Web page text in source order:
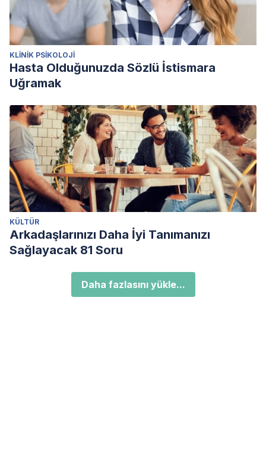
KLINIK PSIKOLOJI
Hasta Olduğunuzda Sözlü İstismara
Uğramak
KÜLTÜR
Arkadaşlarınızı Daha İyi Tanımanızı
Sağlayacak 81 Soru
Daha fazlasını yükle...